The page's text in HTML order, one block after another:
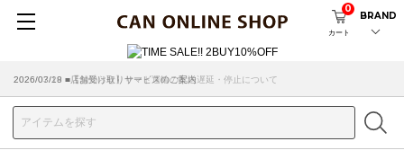
カート
0
BRAND
2026/07/29 ■【お知らせ】ヤマト運輸の配送遅延・停止について
2026/03/18 ■店舗受け取りサービスのご案内